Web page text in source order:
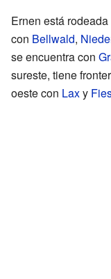
Ernen está
con Bellwald,
se encuentra con
sureste, tiene
oeste con Laxy